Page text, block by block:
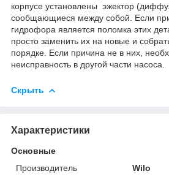
корпусе установлены эжектор
сообщающиеся между собой. Если
гидрофора является поломка этих
просто заменить их на новые и
порядке. Если причина не в них,
неисправность в другой части насоса.
Скрыть
Характеристики
Основные
Производитель
Wilo